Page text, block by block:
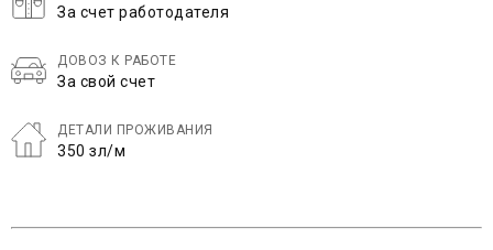
За счет работодателя
ДОВОЗ К РАБОТЕ
За свой счет
ДЕТАЛИ ПРОЖИВАНИЯ
350 зл/м